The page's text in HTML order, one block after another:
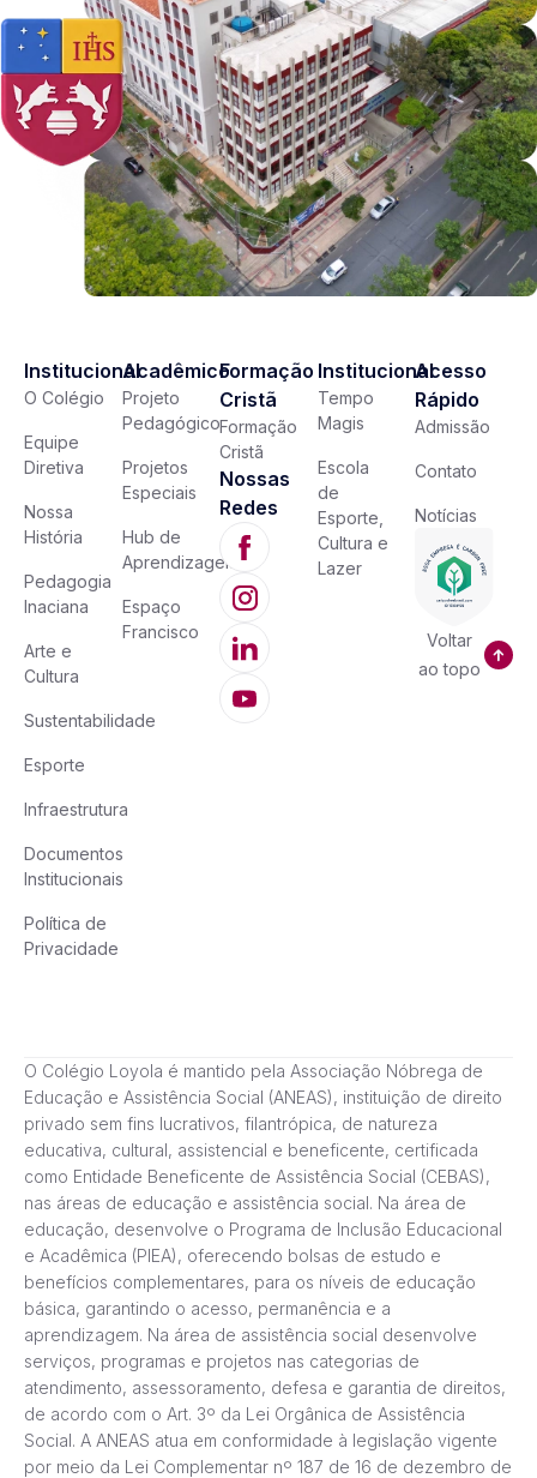
Institucional
O Colégio
Equipe
Diretiva
Nossa
História
Pedagogia
Inaciana
Arte e
Cultura
Sustentabilidade
Esporte
Infraestrutura
Documentos
Institucionais
Política de
Privacidade
Acadêmico
Projeto
Pedagógico
Projetos
Especiais
Hub de
Aprendizagem
Espaço
Francisco
Formação
Cristã
Formação
Cristã
Nossas
Redes
Institucional
Tempo
Magis
Escola
de
Esporte,
Cultura e
Lazer
Acesso
Rápido
Admissão
Contato
Notícias
Voltar
ao topo
O Colégio Loyola é mantido pela Associação Nóbrega de
Educação e Assistência Social (ANEAS), instituição de direito
privado sem fins lucrativos, filantrópica, de natureza
educativa, cultural, assistencial e beneficente, certificada
como Entidade Beneficente de Assistência Social (CEBAS),
nas áreas de educação e assistência social. Na área de
educação, desenvolve o Programa de Inclusão Educacional
e Acadêmica (PIEA), oferecendo bolsas de estudo e
benefícios complementares, para os níveis de educação
básica, garantindo o acesso, permanência e a
aprendizagem. Na área de assistência social desenvolve
serviços, programas e projetos nas categorias de
atendimento, assessoramento, defesa e garantia de direitos,
de acordo com o Art. 3º da Lei Orgânica de Assistência
Social. A ANEAS atua em conformidade à legislação vigente
por meio da Lei Complementar nº 187 de 16 de dezembro de